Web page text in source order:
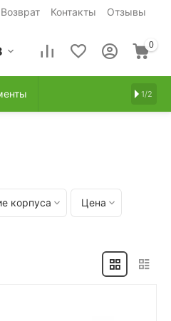
Возврат Контакты Отзывы
0
1/2
корпуса Цена